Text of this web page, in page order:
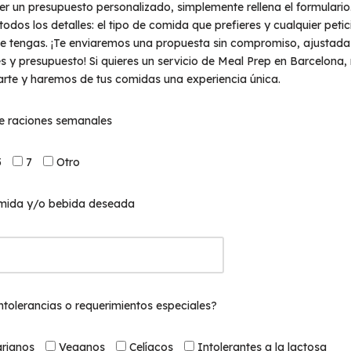
un presupuesto personalizado, simplemente rellena el
los detalles: el tipo de comida que prefieres y cualquier
tengas. ¡Te enviaremos una propuesta sin compromiso,
y presupuesto! Si quieres un servicio de Meal Prep en Barcelona,
y haremos de tus comidas una experiencia única.
raciones semanales
7 Otro
y/o bebida deseada
o requerimientos especiales?
Veganos Celíacos Intolerantes a la lactosa